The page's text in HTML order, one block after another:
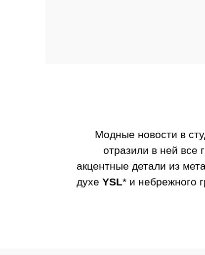
Модные новости в
отразили в ней все
акцентные детали из
духе YSL* и небрежного